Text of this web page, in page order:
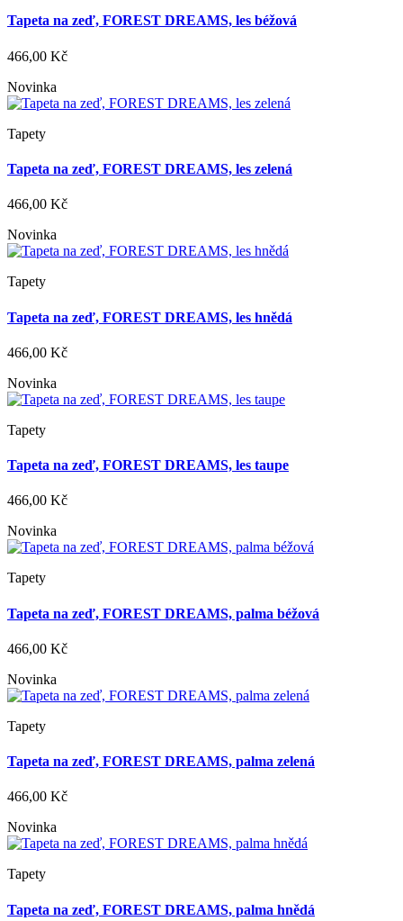
Tapeta na zeď, FOREST DREAMS, les béžová
466,00 Kč
Novinka
Tapety
Tapeta na zeď, FOREST DREAMS, les zelená
466,00 Kč
Novinka
Tapety
Tapeta na zeď, FOREST DREAMS, les hnědá
466,00 Kč
Novinka
Tapety
Tapeta na zeď, FOREST DREAMS, les taupe
466,00 Kč
Novinka
Tapety
Tapeta na zeď, FOREST DREAMS, palma béžová
466,00 Kč
Novinka
Tapety
Tapeta na zeď, FOREST DREAMS, palma zelená
466,00 Kč
Novinka
Tapety
Tapeta na zeď, FOREST DREAMS, palma hnědá